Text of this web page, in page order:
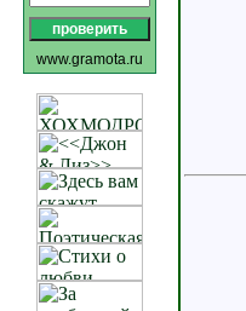
www.gramota.ru